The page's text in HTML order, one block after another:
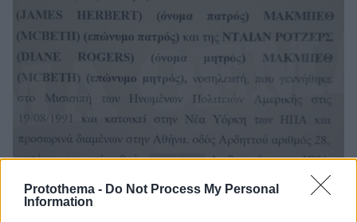
Protothema - Do Not Process My Personal
Information